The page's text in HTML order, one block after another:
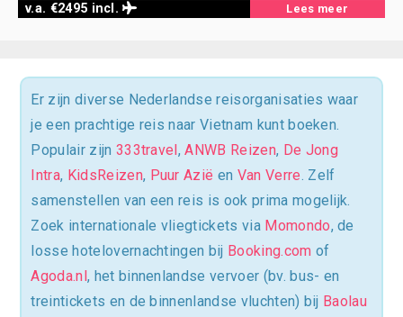
v.a. €2495 incl. Lees meer
Er zijn diverse Nederlandse reisorganisaties waar
je een prachtige reis naar Vietnam kunt boeken.
Populair zijn 333travel ,ANWB Reizen, De Jong
Intra, KidsReizen, Puur Azië en Van Verre. Zelf
samenstellen van een reis is ook prima mogelijk.
Zoek internationale vliegtickets via Momondo, de
losse hotelovernachtingen bij Booking.com of
Agoda.nl , het binnenlandse vervoer (bv. bus- en
treintickets en de binnenlandse vluchten) bij Baolau